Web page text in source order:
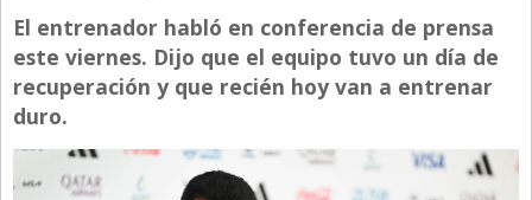
Diarios de Argentina
Diarios del Mundo
Directivos
Economía
El entrenador habló en conferencia de prensa
este viernes. Dijo que el equipo tuvo un día de
recuperación y que recién hoy van a entrenar
duro.